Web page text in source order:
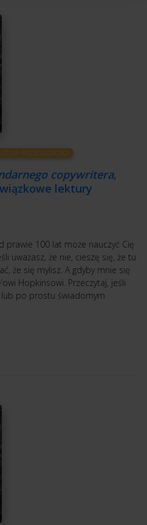
PRZEDSIĘBIORCY
copywritera,
lektury
prawie 100 lat może nauczyć Cię
uważasz, że nie, cieszę się, że tu
że się mylisz. A gdyby mnie się
Hopkinsowi. Przeczytaj, jeśli
po prostu świadomym